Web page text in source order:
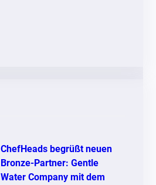
ChefHeads begrüßt neuen
Bronze-Partner: Gentle
Water Company mit dem